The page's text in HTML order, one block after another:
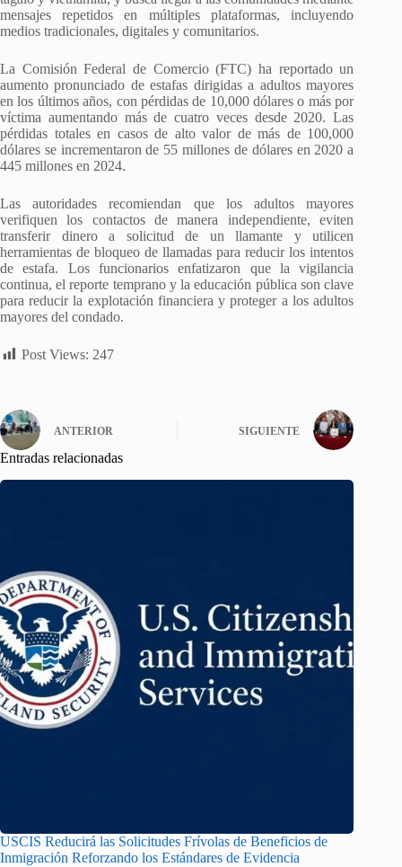
mensajes repetidos en múltiples plataformas, incluyendo
medios tradicionales, digitales y comunitarios.
La Comisión Federal de Comercio (FTC) ha reportado un
aumento pronunciado de estafas dirigidas a adultos mayores
en los últimos años, con pérdidas de 10,000 dólares o más por
víctima aumentando más de cuatro veces desde 2020. Las
pérdidas totales en casos de alto valor de más de 100,000
dólares se incrementaron de 55 millones de dólares en 2020 a
445 millones en 2024.
Las autoridades recomiendan que los adultos mayores
verifiquen los contactos de manera independiente, eviten
transferir dinero a solicitud de un llamante y utilicen
herramientas de bloqueo de llamadas para reducir los intentos
de estafa. Los funcionarios enfatizaron que la vigilancia
continua, el reporte temprano y la educación pública son clave
para reducir la explotación financiera y proteger a los adultos
mayores del condado.
Post Views: 247
ANTERIOR SIGUIENTE
Entradas relacionadas
USCIS Reducirá las Solicitudes Frívolas de Beneficios de
Inmigración Reforzando los Estándares de Evidencia